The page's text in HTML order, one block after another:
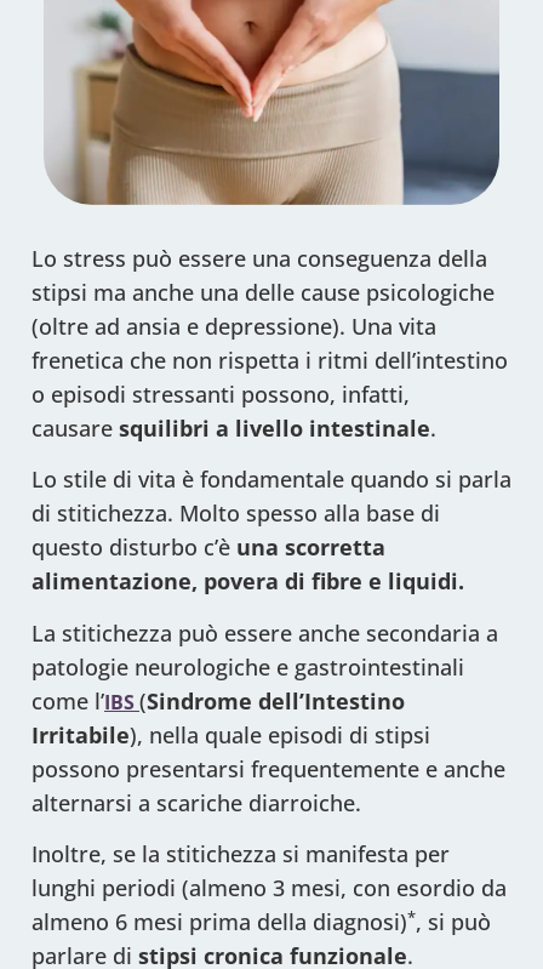
Lo stress può essere una conseguenza della
stipsi ma anche una delle cause psicologiche
(oltre ad ansia e depressione). Una vita
frenetica che non rispetta i ritmi dell’intestino
o episodi stressanti possono, infatti,
causare squilibri a livello intestinale.
Lo stile di vita è fondamentale quando si parla
di stitichezza. Molto spesso alla base di
questo disturbo c’è una scorretta
alimentazione, povera di fibre e liquidi.
La stitichezza può essere anche secondaria a
patologie neurologiche e gastrointestinali
come l’IBS(Sindrome dell’Intestino
Irritabile), nella quale episodi di stipsi
possono presentarsi frequentemente e anche
alternarsi a scariche diarroiche.
Inoltre, se la stitichezza si manifesta per
lunghi periodi (almeno 3 mesi, con esordio da
almeno 6 mesi prima della diagnosi)*, si può
parlare di stipsi cronica funzionale.